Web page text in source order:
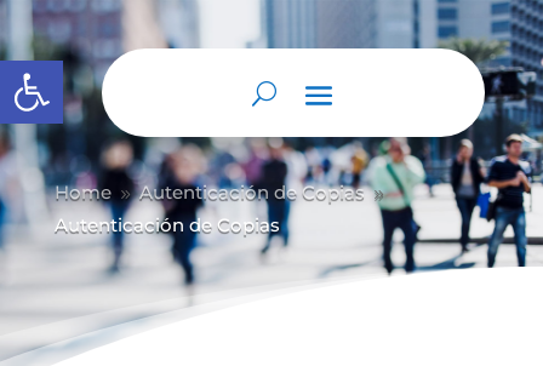
Abrir barra de herramientas
Home 9 Autenticación de Copias 9
Autenticación de Copias